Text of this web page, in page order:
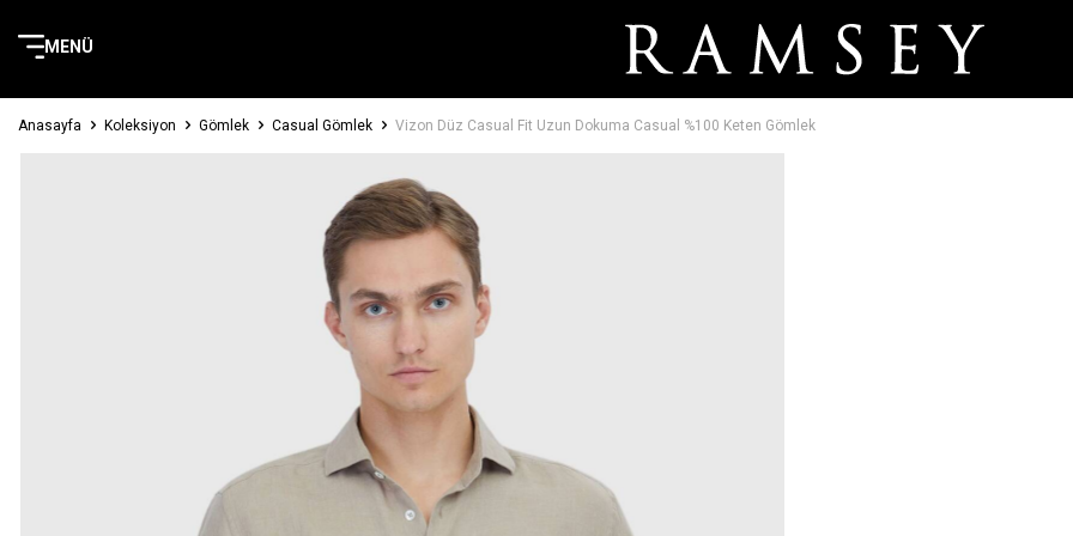
MENÜ
Anasayfa Koleksiyon Gömlek Casual Gömlek Vizon Düz Casual Fit Uzun Dokuma Casual %100 Keten Gömlek